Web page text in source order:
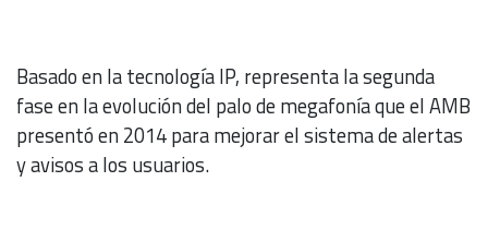
Basado en la tecnología IP, representa la segunda
fase en la evolución del palo de megafonía que el AMB
presentó en 2014 para mejorar el sistema de alertas
y avisos a los usuarios.